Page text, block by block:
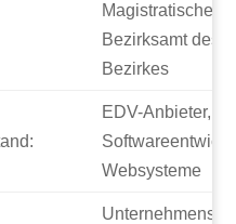
Magistratisches
Bezirksamt des
Bezirkes
EDV-Anbieter,
Websysteme